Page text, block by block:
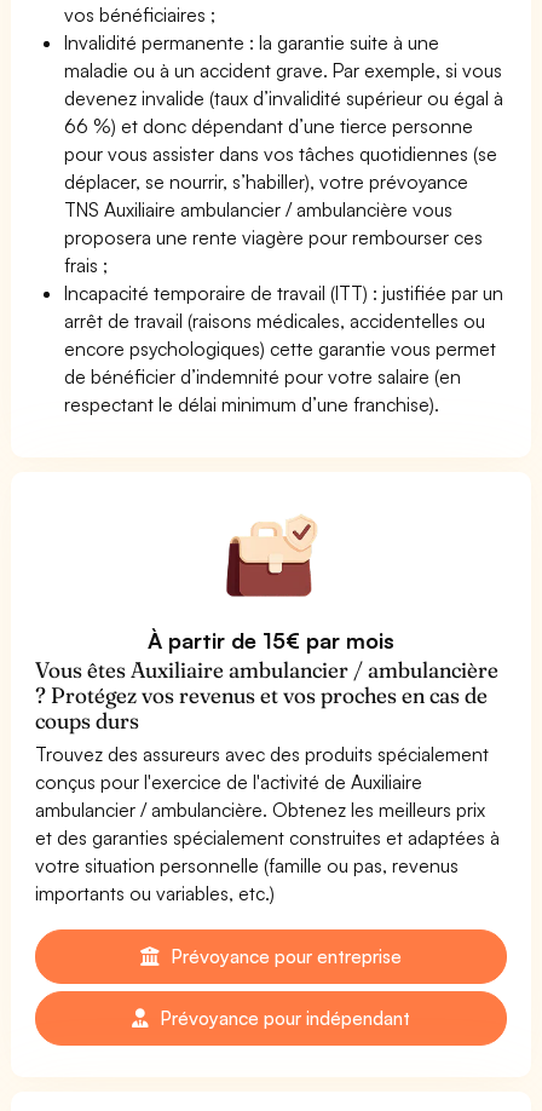
vos bénéficiaires ;
Invalidité permanente : la garantie suite à une
maladie ou à un accident grave. Par exemple, si vous
devenez invalide (taux d’invalidité supérieur ou égal à
66 %) et donc dépendant d’une tierce personne
pour vous assister dans vos tâches quotidiennes (se
déplacer, se nourrir, s’habiller), votre prévoyance
TNS Auxiliaire ambulancier / ambulancière vous
proposera une rente viagère pour rembourser ces
frais ;
Incapacité temporaire de travail (ITT) : justifiée par un
arrêt de travail (raisons médicales, accidentelles ou
encore psychologiques) cette garantie vous permet
de bénéficier d’indemnité pour votre salaire (en
respectant le délai minimum d’une franchise).
À partir de 15€ par mois
Vous êtes Auxiliaire ambulancier / ambulancière
? Protégez vos revenus et vos proches en cas de
coups durs
Trouvez des assureurs avec des produits spécialement
conçus pour l'exercice de l'activité de Auxiliaire
ambulancier / ambulancière. Obtenez les meilleurs prix
et des garanties spécialement construites et adaptées à
votre situation personnelle (famille ou pas, revenus
importants ou variables, etc.)
Prévoyance pour entreprise
Prévoyance pour indépendant